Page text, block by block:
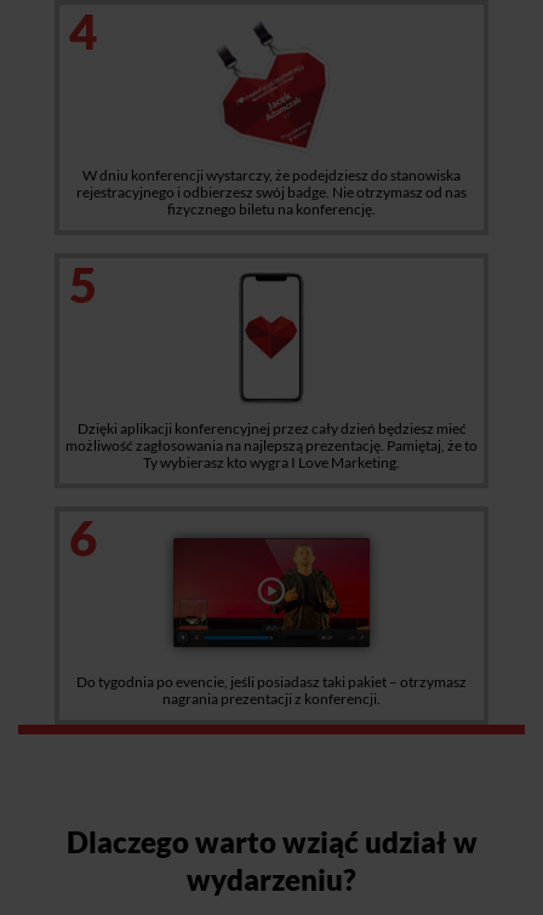
4
W dniu konferencji wystarczy, że podejdziesz do stanowiska
rejestracyjnego i odbierzesz swój badge. Nie otrzymasz od nas
fizycznego biletu na konferencję.
5
Dzięki aplikacji konferencyjnej przez cały dzień będziesz mieć
możliwość zagłosowania na najlepszą prezentację. Pamiętaj, że to
Ty wybierasz kto wygra I Love Marketing.
6
Do tygodnia po evencie, jeśli posiadasz taki pakiet – otrzymasz
nagrania prezentacji z konferencji.
Dlaczego warto wziąć udział w
wydarzeniu?